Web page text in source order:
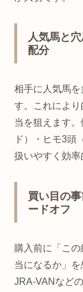
人気馬と
配分
相手に人気馬
す。これによ
当を狙えます
ド）・ヒモ3頭
扱いやすく効率
買い目の
ードオフ
購入前に「こ
当になるか」を
JRA-VANなど